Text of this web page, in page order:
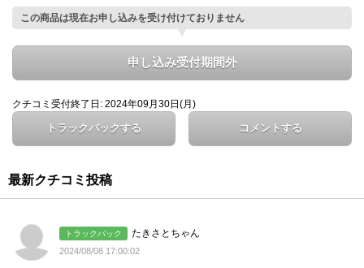
この商品は現在お申し込みを受け付けておりません
申し込み受付期間外
クチコミ受付終了日: 2024年09月30日(月)
トラックバックする コメントする
最新クチコミ投稿
トラックバック たきさとちゃん
2024/08/08 17:00:02